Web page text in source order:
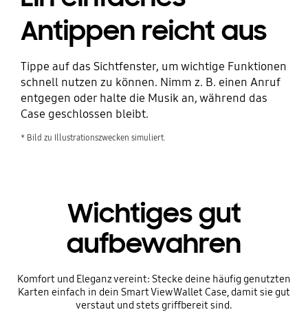
Antippen reicht aus
Tippe auf das Sichtfenster, um wichtige Funktionen
schnell nutzen zu können. Nimm z. B. einen Anruf
entgegen oder halte die Musik an, während das
Case geschlossen bleibt.
* Bild zu Illustrationszwecken simuliert.
Wichtiges gut
aufbewahren
Komfort und Eleganz vereint: Stecke deine häufig genutzten
Karten einfach in dein Smart View Wallet Case, damit sie gut
verstaut und stets griffbereit sind.